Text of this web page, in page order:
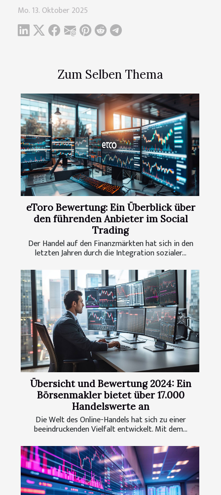
Zum Selben Thema
eToro Bewertung: Ein Überblick über
den führenden Anbieter im Social
Trading
Der Handel auf den Finanzmärkten hat sich in den
letzten Jahren durch die Integration sozialer...
Übersicht und Bewertung 2024: Ein
Börsenmakler bietet über 17.000
Handelswerte an
Die Welt des Online-Handels hat sich zu einer
beeindruckenden Vielfalt entwickelt. Mit dem...
Mo. 13. Oktober 2025